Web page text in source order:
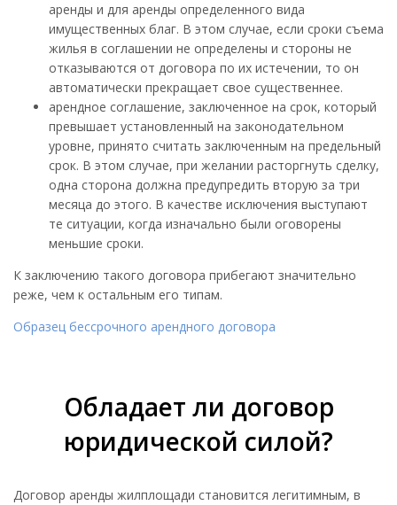
аренды и для аренды определенного вида
имущественных благ. В этом случае, если сроки съема
жилья в соглашении не определены и стороны не
отказываются от договора по их истечении, то он
автоматически прекращает свое существеннее.
арендное соглашение, заключенное на срок, который
превышает установленный на законодательном
уровне, принято считать заключенным на предельный
срок. В этом случае, при желании расторгнуть сделку,
одна сторона должна предупредить вторую за три
месяца до этого. В качестве исключения выступают
те ситуации, когда изначально были оговорены
меньшие сроки.
К заключению такого договора прибегают значительно
реже, чем к остальным его типам.
Образец бессрочного арендного договора
Обладает ли договор
юридической силой?
Договор аренды жилплощади становится легитимным, в